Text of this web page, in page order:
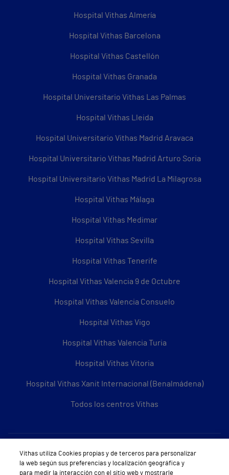
Hospital Vithas Almería
Hospital Vithas Barcelona
Hospital Vithas Castellón
Hospital Vithas Granada
Hospital Universitario Vithas Las Palmas
Hospital Vithas Lleida
Hospital Universitario Vithas Madrid Aravaca
Hospital Universitario Vithas Madrid Arturo Soria
Hospital Universitario Vithas Madrid La Milagrosa
Hospital Vithas Málaga
Hospital Vithas Medimar
Hospital Vithas Sevilla
Hospital Vithas Tenerife
Hospital Vithas Valencia 9 de Octubre
Hospital Vithas Valencia Consuelo
Hospital Vithas Vigo
Hospital Vithas Valencia Turia
Hospital Vithas Vitoria
Hospital Vithas Xanit Internacional (Benalmádena)
Todos los centros Vithas
Sobre Vithas
Quiénes somos
Vithas utiliza Cookies propias y de terceros para personalizar
la web según sus preferencias y localización geográfica y
para medir la interacción con el sitio web y mostrarle